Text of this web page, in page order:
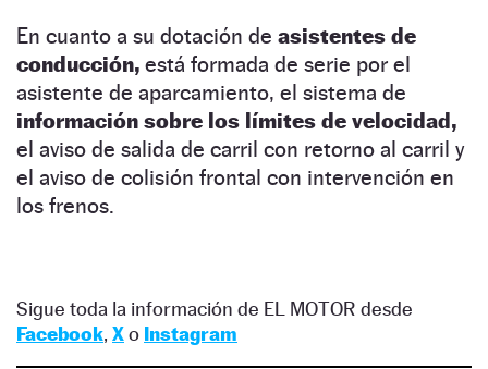
En cuanto a su dotación de asistentes de
conducción, está formada de serie por el
asistente de aparcamiento, el sistema de
información sobre los límites de velocidad,
el aviso de salida de carril con retorno al carril y
el aviso de colisión frontal con intervención en
los frenos.
Sigue toda la información de EL MOTOR desde
Facebook, Xo Instagram